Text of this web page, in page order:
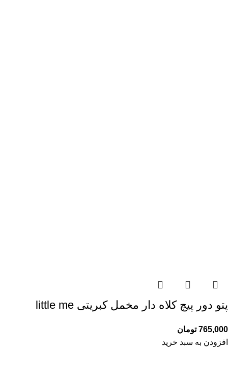
پتو دور پیچ کلاه دار مخمل کبریتی little me
765,000 تومان
افزودن به سبد خرید